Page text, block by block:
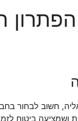
חשוב לבחור
ושמציעה ביטוח